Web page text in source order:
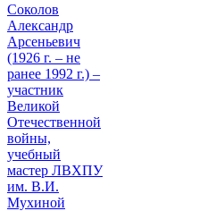
Соколов
Александр
Арсеньевич
(1926 г. – не
ранее 1992 г.) –
участник
Великой
Отечественной
войны,
учебный
мастер ЛВХПУ
им. В.И.
Мухиной